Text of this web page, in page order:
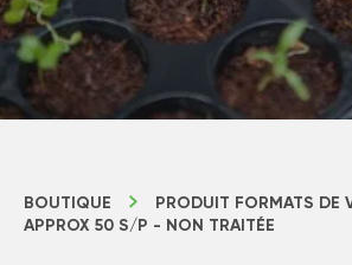
BOUTIQUE
PRODUIT FORMATS DE
APPROX 50 S/P - NON TRAITÉE